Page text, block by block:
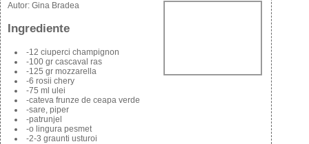
Autor: Gina Bradea
Ingrediente
-12 ciuperci champignon
-100 gr cascaval ras
-125 gr mozzarella
-6 rosii chery
-75 ml ulei
-cateva frunze de ceapa verde
-sare, piper
-patrunjel
-o lingura pesmet
-2-3 graunti usturoi